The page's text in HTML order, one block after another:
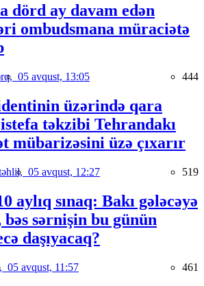
dörd ay davam edən
ombudsmana müraciətə
05 avqust, 13:05 444
üzərində qara
təkzibi Tehrandakı
mübarizəsini üzə çıxarır
05 avqust, 12:27 519
aylıq sınaq: Bakı gələcəyə
bəs sərnişin bu günün
daşıyacaq?
05 avqust, 11:57 461